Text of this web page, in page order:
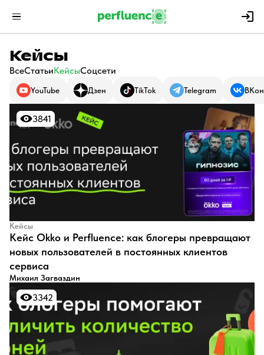
Кейсы
ВсеСтатьиКейсыСоцсети
YouTube Дзен TikTok Telegram
3841
3841
Кейсы
Кейс Okko и Perfluence: как блогеры превращают
новых пользователей в постоянных клиентов
сервиса
Михаил Загваздин
3342
3342